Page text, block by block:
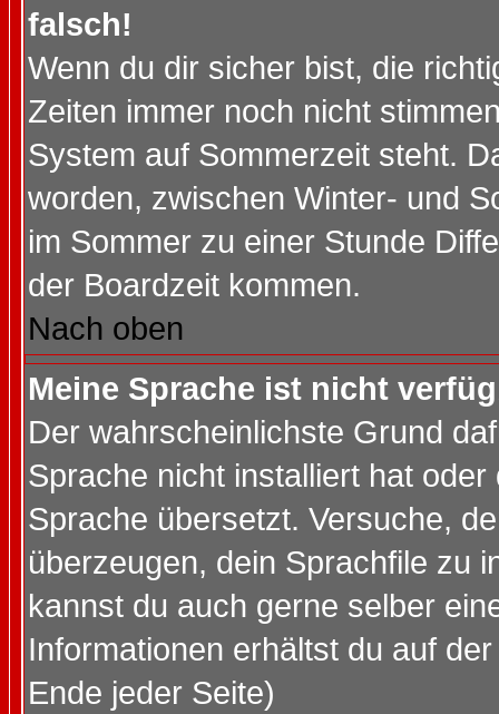
falsch!
Wenn du dir sicher bist, die
Zeiten immer noch nicht
System auf Sommerzeit steht.
worden, zwischen Winter- und
im Sommer zu einer Stunde
der Boardzeit kommen.
Nach oben
Meine Sprache ist nicht
Der wahrscheinlichste Grund
Sprache nicht installiert hat
Sprache übersetzt. Versuche,
überzeugen, dein Sprachfile zu
kannst du auch gerne selber
Informationen erhältst du auf
Ende jeder Seite)